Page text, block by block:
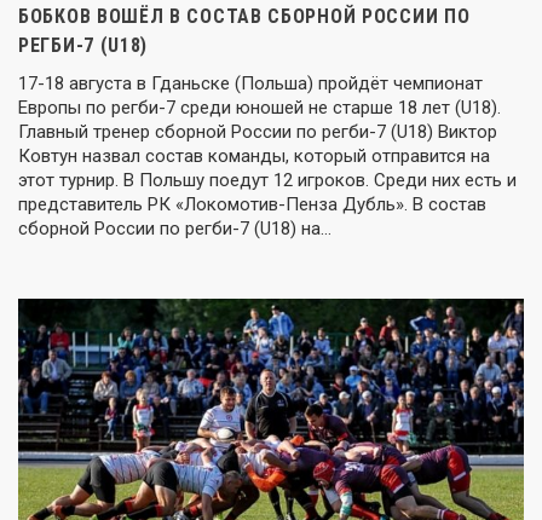
БОБКОВ ВОШЁЛ В СОСТАВ СБОРНОЙ РОССИИ ПО
РЕГБИ-7 (U18)
17-18 августа в Гданьске (Польша) пройдёт чемпионат
Европы по регби-7 среди юношей не старше 18 лет (U18).
Главный тренер сборной России по регби-7 (U18) Виктор
Ковтун назвал состав команды, который отправится на
этот турнир. В Польшу поедут 12 игроков. Среди них есть и
представитель РК «Локомотив-Пенза Дубль». В состав
сборной России по регби-7 (U18) на…